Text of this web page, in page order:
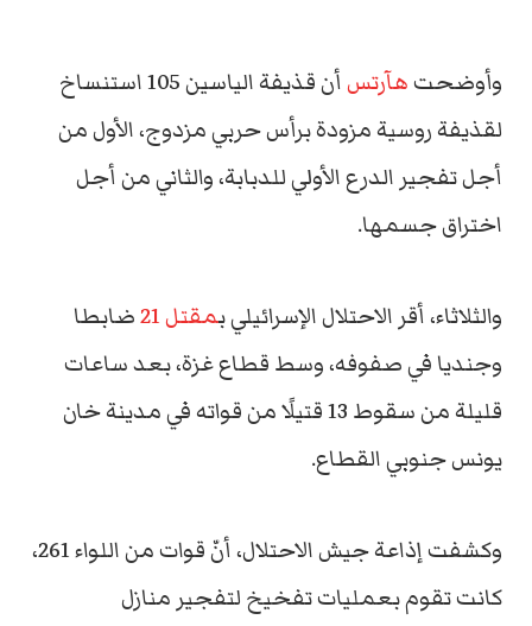
وأوضحتهآرتس
أن قذيفة الياسين 105 استنساخ
لقذيفة روسية مزودة برأس حربي مزدوج، الأول من
أجل تفجير الدرع الأولي للدبابة، والثاني من أجل
اختراق جسمها.
والثلاثاء، أقر الاحتلال الإسرائيلي بمقتل 21
ضابطا
وجنديا في صفوفه، وسط قطاع غزة، بعد ساعات
قليلة من سقوط 13 قتيلًا من قواته في مدينة خان
يونس جنوبي القطاع.
وكشفت إذاعة جيش الاحتلال، أنّ قوات من اللواء 261،
كانت تقوم بعمليات تفخيخ لتفجير منازل